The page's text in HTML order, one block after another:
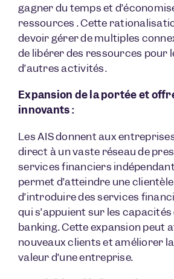
gagner du temps et
ressources . Cette
devoir gérer de multiples
de libérer des ressources pour
d’autres activités.
Expansion de la portée et
innovants :
Les AIS donnent aux
direct à un vaste réseau de
services financiers
permet d’atteindre une
d’introduire des services
qui s’appuient sur les capacités
banking. Cette expansion peut
nouveaux clients et améliorer
valeur d’une entreprise.